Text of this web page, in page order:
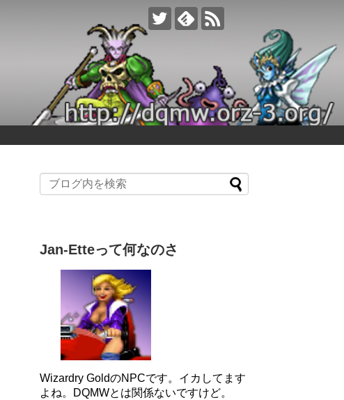
Jan-Etteって何なのさ
Wizardry GoldのNPCです。イカしてます
よね。DQMWとは関係ないですけど。